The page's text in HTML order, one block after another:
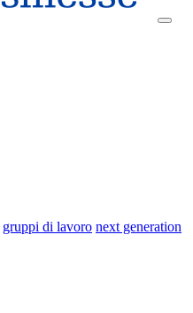
gruppi di lavoro next generation